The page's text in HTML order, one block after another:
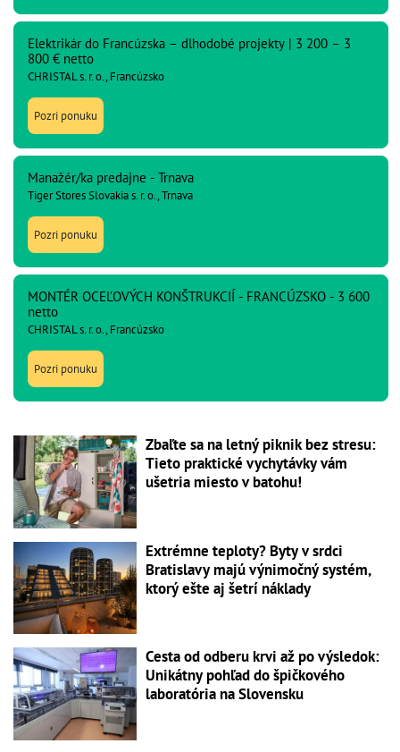
Elektrikár do Francúzska – dlhodobé projekty | 3 200 – 3
800 € netto
CHRISTAL s. r. o., Francúzsko
Pozri ponuku
Manažér/ka predajne - Trnava
Tiger Stores Slovakia s. r. o., Trnava
Pozri ponuku
MONTÉR OCEĽOVÝCH KONŠTRUKCIÍ - FRANCÚZSKO - 3 600
netto
CHRISTAL s. r. o., Francúzsko
Pozri ponuku
Zbaľte sa na letný piknik bez stresu:
Tieto praktické vychytávky vám
ušetria miesto v batohu!
Extrémne teploty? Byty v srdci
Bratislavy majú výnimočný systém,
ktorý ešte aj šetrí náklady
Cesta od odberu krvi až po výsledok:
Unikátny pohľad do špičkového
laboratória na Slovensku